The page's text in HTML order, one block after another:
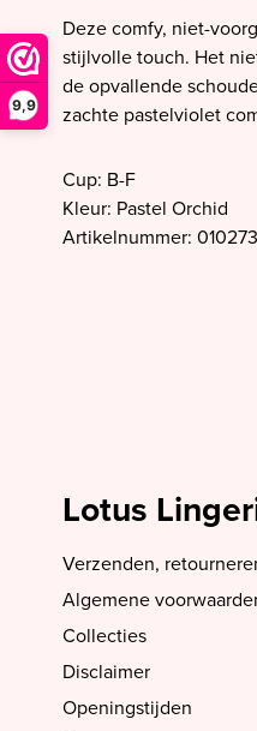
9,9
SALE PrimaDonna
SALE PrimaDonna
Deze comfy, niet-
stijlvolle touch. Het
de opvallende
zachte pastelviolet
Cup: B-F
Kleur: Pastel Orchid
Artikelnummer:
Lotus
Verzenden,
Algemene
Collecties
Disclaimer
Openingstijden